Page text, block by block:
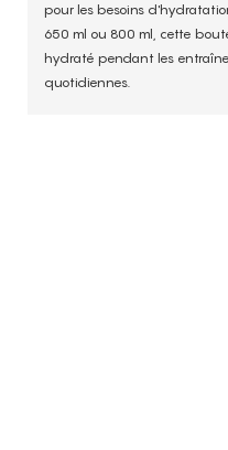
pour les besoins
650 ml ou 800 ml, cette
hydraté pendant les
quotidiennes.